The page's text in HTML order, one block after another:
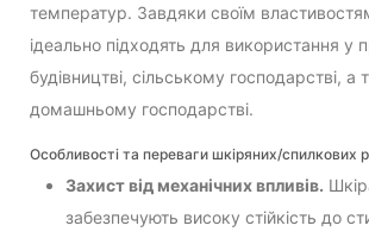
температур. Завдяки своїм
ідеально підходять для використання у
будівництві, сільському господарстві, а
домашньому господарстві.
Особливості та переваги шкіряних/спилкових
Захист від механічних впливів.
забезпечують високу стійкість до